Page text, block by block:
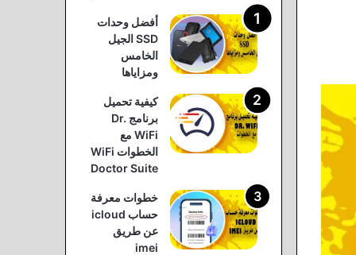
أفضل وحدات
SSD الجيل
الخامس
ومزاياها
كيفية تحميل
برنامج Dr.
WiFi مع
الخطوات WiFi
Doctor Suite
خطوات معرفة
حساب icloud
عن طريق
imei